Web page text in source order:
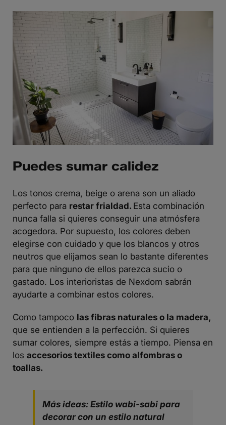
Puedes sumar calidez
Los tonos crema, beige o arena son un aliado
perfecto para restar frialdad. Esta combinación
nunca falla si quieres conseguir una atmósfera
acogedora. Por supuesto, los colores deben
elegirse con cuidado y que los blancos y otros
neutros que elijamos sean lo bastante diferentes
para que ninguno de ellos parezca sucio o
gastado. Los interioristas de Nexdom sabrán
ayudarte a combinar estos colores.
Como tampoco las fibras naturales o la madera,
que se entienden a la perfección. Si quieres
sumar colores, siempre estás a tiempo. Piensa en
los accesorios textiles como alfombras o
toallas.
Más ideas: Estilo wabi-sabi para
decorar con un estilo natural